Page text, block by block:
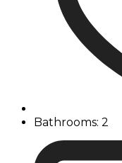
Bathrooms: 2